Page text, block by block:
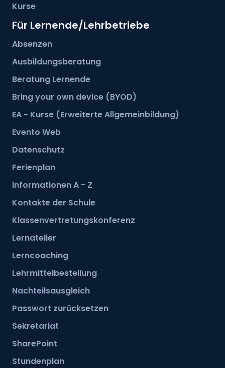
Nadja Scheidegger
Sekretariatsmitarbeiterin
Profil ansehen
Kurse
Für Lernende/Lehrbetriebe
Absenzen
Ausbildungsberatung
Beratung Lernende
Bring your own device (BYOD)
EA - Kurse (Erweiterte Allgemeinbildung)
Evento Web
Datenschutz
Ferienplan
Informationen A - Z
Kontakte der Schule
Klassenvertretungskonferenz
Lernatelier
Lerncoaching
Lehrmittelbestellung
Nachteilsausgleich
Passwort zurücksetzen
Sekretariat
SharePoint
Stundenplan